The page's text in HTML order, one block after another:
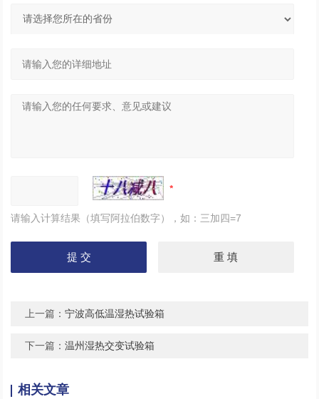
请输入计算结果（填写阿拉伯数字），如：三加四=7
上一篇：宁波高低温湿热试验箱
下一篇：温州湿热交变试验箱
相关文章